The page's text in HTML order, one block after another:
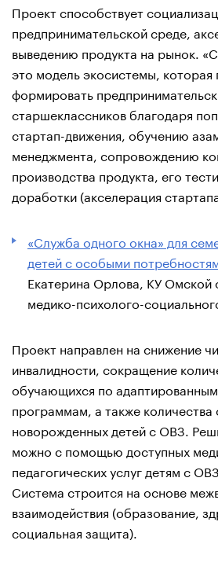
Проект способствует
предпринимательской среде,
выведению продукта на рынок.
это модель экосистемы, которая
формировать
старшеклассников благодаря
стартап-движения, обучению
менеджмента, сопровождению
производства продукта, его
доработки (акселерация
«Служба одного окна» для
детей с особыми
Екатерина Орлова, КУ Омской
медико-психолого-
Проект направлен на снижение
инвалидности, сокращение
обучающихся по
программам, а также количества
новорожденных детей с ОВЗ.
можно с помощью доступных
педагогических услуг детям с
Система строится на основе
взаимодействия (образование,
социальная защита).